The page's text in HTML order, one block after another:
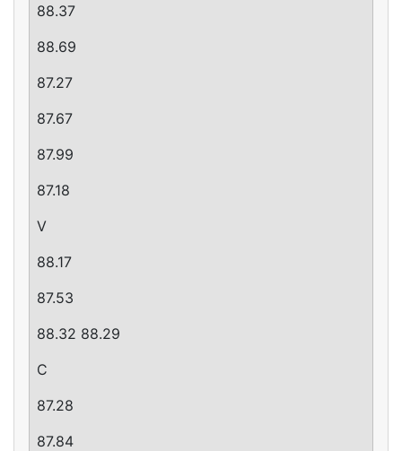
88.37
88.69
87.27
87.67
87.99
87.18
V
88.17
87.53
88.32 88.29
C
87.28
87.84